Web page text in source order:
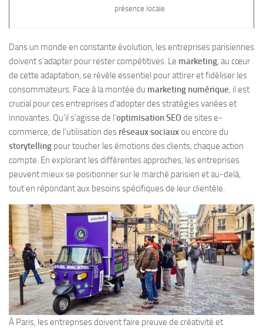
présence locale.
Dans un monde en constante évolution, les entreprises parisiennes
doivent s’adapter pour rester compétitives. Le marketing, au cœur
de cette adaptation, se révèle essentiel pour attirer et fidéliser les
consommateurs. Face à la montée du marketing numérique, il est
crucial pour ces entreprises d’adopter des stratégies variées et
innovantes. Qu’il s’agisse de l’optimisation SEO de sites e-
commerce, de l’utilisation des réseaux sociauxou encore du
storytelling pour toucher les émotions des clients, chaque action
compte. En explorant les différentes approches, les entreprises
peuvent mieux se positionner sur le marché parisien et au-delà,
tout en répondant aux besoins spécifiques de leur clientèle.
À Paris, les entreprises doivent faire preuve de créativité et